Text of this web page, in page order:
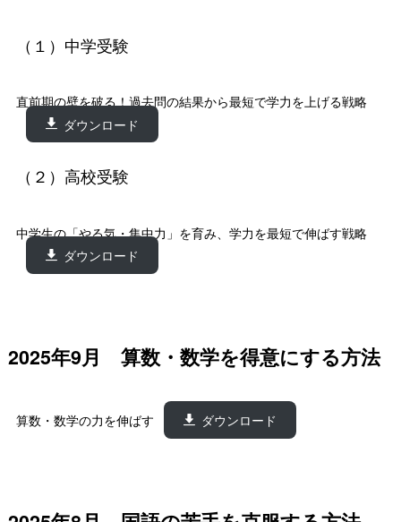
（１）中学受験
直前期の壁を破る！過去問の結果から最短で学力を上げる戦略
ダウンロード
（２）高校受験
中学生の「やる気・集中力」を育み、学力を最短で伸ばす戦略
ダウンロード
2025年9月 算数・数学を得意にする方法
算数・数学の力を伸ばす ダウンロード